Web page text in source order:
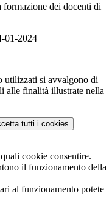
formazione dei docenti di
01-2024
utilizzati si avvalgono di
alle finalità illustrate nella
tutti i cookies
cookie consentire.
il funzionamento della
al funzionamento potete